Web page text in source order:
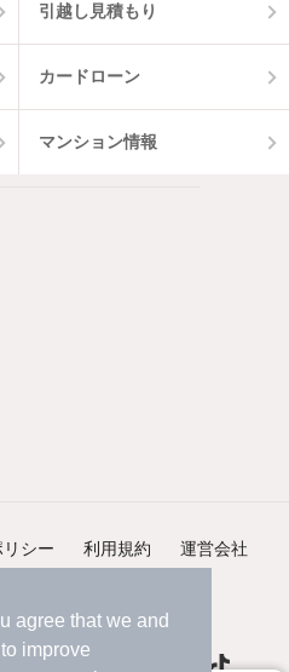
agree that we and
improve
引越し見積もり
カードローン
マンション情報
シー 利用規約 運営会社